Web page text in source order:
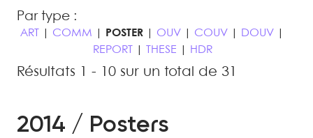
Par type :
ART COMM POSTER OUV COUV DOUV
REPORT
THESE HDR
Résultats 1 - 10 sur un total de 31
2014 / Posters